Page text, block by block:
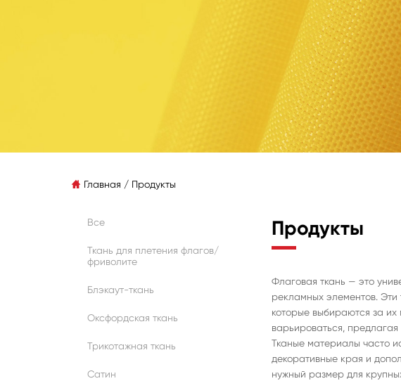
 Главная / Продукты
Все
Ткань для плетения флагов/
фриволите
Блэкаут-ткань
Оксфордская ткань
Трикотажная ткань
Сатин
Продукты
Флаговая ткань — это
рекламных элементов. Эти
которые выбираются за их
варьироваться,
Тканые материалы часто
декоративные края и
нужный размер для